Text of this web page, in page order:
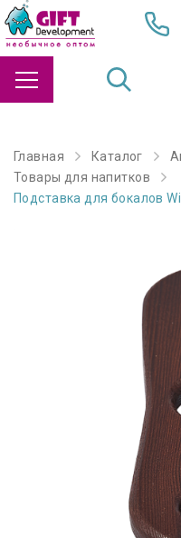
Главная Каталог
Товары для напитков
Подставка для бокалов